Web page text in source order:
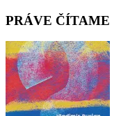
PRÁVE ČÍTAME